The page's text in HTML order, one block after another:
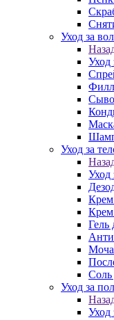
Уход за
Уход
Уход за
Уход
Крем
Крем
Гель
Соль
Уход за
Уход